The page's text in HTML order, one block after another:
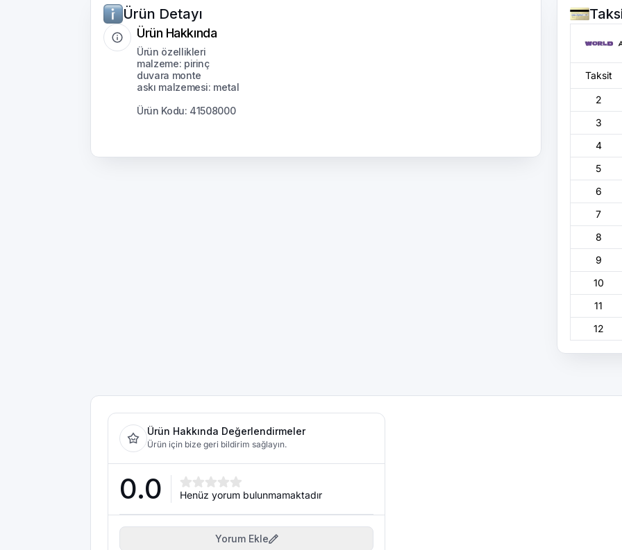
Ürün Detayı
Ürün Hakkında
Ürün özellikleri
malzeme: pirinç
duvara monte
askı malzemesi: metal
Ürün Kodu: 41508000
Taksit
2
3
4
5
6
7
8
9
10
11
12
Ürün Hakkında Değerlendirmeler
Ürün için bize geri bildirim sağlayın.
0.0 Henüz yorum bulunmamaktadır
Yorum Ekle